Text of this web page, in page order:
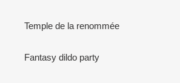
Temple de la renommée
Fantasy dildo party